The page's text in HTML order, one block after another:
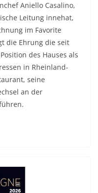
Aniello Casalino,
Leitung innehat,
im Favorite
die Ehrung die seit
des Hauses als
in Rheinland-
seine
an der